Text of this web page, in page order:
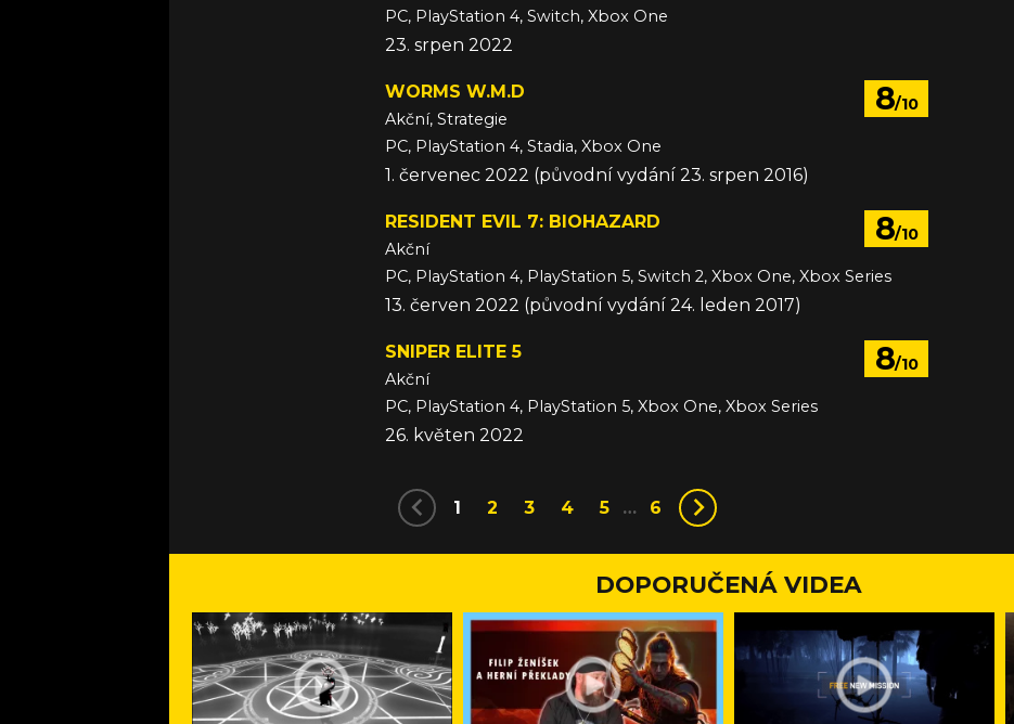
PC, PlayStation 4, Switch, Xbox One
23. srpen 2022
8/10
WORMS W.M.D
Akční, Strategie
PC, PlayStation 4, Stadia, Xbox One
1. červenec 2022 (původní vydání 23. srpen 2016)
8/10
RESIDENT EVIL 7: BIOHAZARD
Akční
PC, PlayStation 4, PlayStation 5, Switch 2, Xbox One, Xbox Series
13. červen 2022 (původní vydání 24. leden 2017)
8/10
SNIPER ELITE 5
Akční
PC, PlayStation 4, PlayStation 5, Xbox One, Xbox Series
26. květen 2022
1 2 3 4 5 … 6
DOPORUČENÁ VIDEA